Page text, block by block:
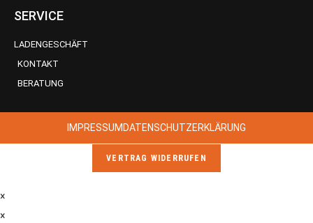
SERVICE
LADENGESCHÄFT
KONTAKT
BERATUNG
IMPRESSUM DATENSCHUTZERKLÄRUNG
VERTRAG WIDERRUFEN
×
×